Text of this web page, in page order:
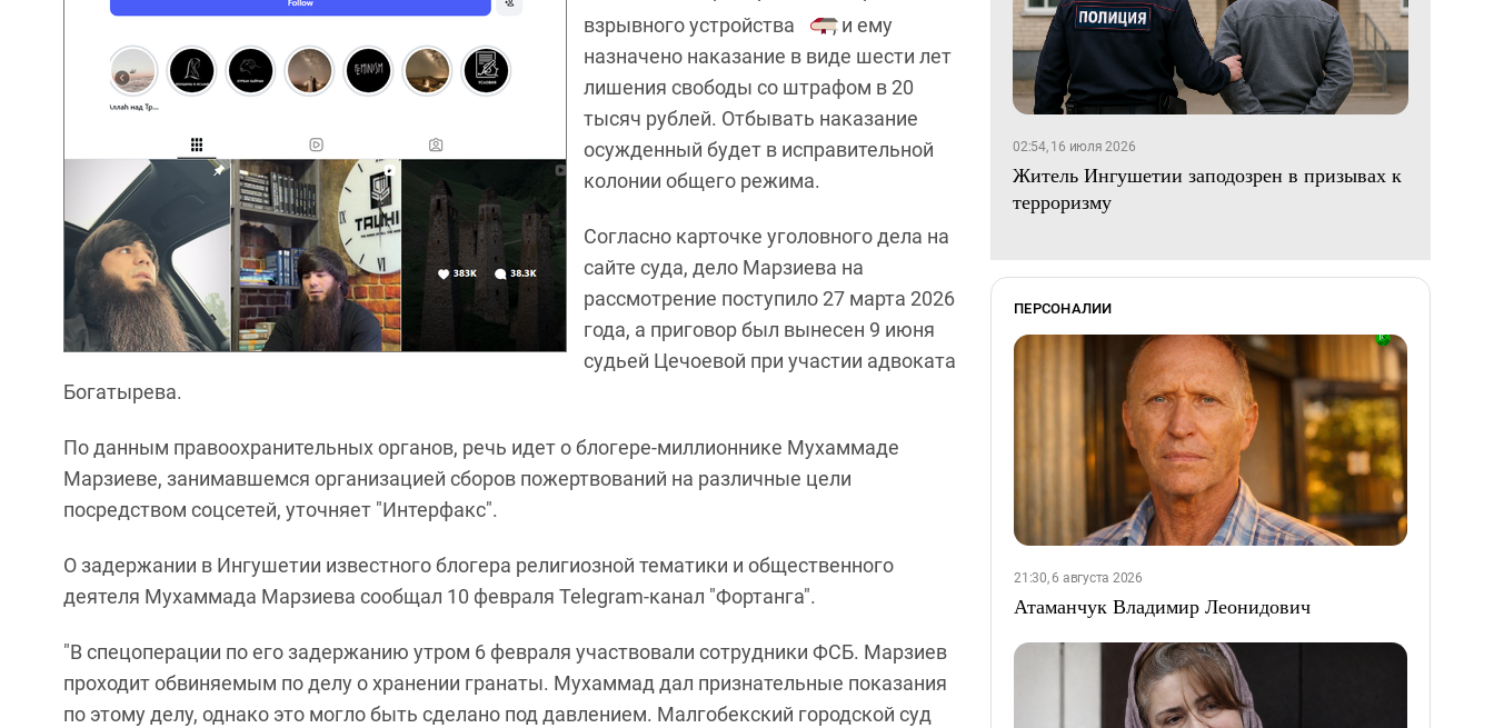
взрывного устройства
, и ему
назначено наказание в виде шести лет
лишения свободы со штрафом в 20
тысяч рублей. Отбывать наказание
осужденный будет в исправительной
колонии общего режима.
Согласно карточке уголовного дела на
сайте суда, дело Марзиева на
рассмотрение поступило 27 марта 2026
года, а приговор был вынесен 9 июня
судьей Цечоевой при участии адвоката
Богатырева.
По данным правоохранительных органов, речь идет о блогере-миллионнике Мухаммаде
Марзиеве, занимавшемся организацией сборов пожертвований на различные цели
посредством соцсетей, уточняет "Интерфакс".
О задержании в Ингушетии известного блогера религиозной тематики и общественного
деятеля Мухаммада Марзиева сообщал 10 февраля Telegram-канал "Фортанга".
"В спецоперации по его задержанию утром 6 февраля участвовали сотрудники ФСБ. Марзиев
проходит обвиняемым по делу о хранении гранаты. Мухаммад дал признательные показания
по этому делу, однако это могло быть сделано под давлением. Малгобекский городской суд
02:54, 16 июля 2026
Житель Ингушетии заподозрен в призывах к
терроризму
ПЕРСОНАЛИИ
21:30, 6 августа 2026
Атаманчук Владимир Леонидович